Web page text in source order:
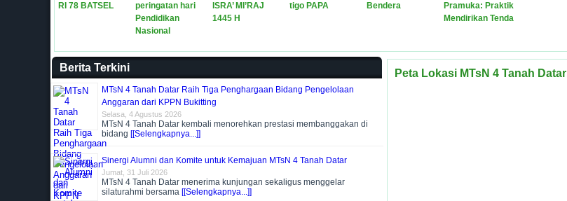
RI 78 BATSEL
peringatan hari
Pendidikan
Nasional
ISRA’ MI’RAJ
1445 H
tigo PAPA
Bendera
Pramuka: Praktik
Mendirikan Tenda
Berita Terkini
MTsN 4 Tanah Datar Raih Tiga Penghargaan Bidang Pengelolaan
Anggaran dari KPPN Bukitting
Selasa, 4 Agustus 2026
MTsN 4 Tanah Datar kembali menorehkan prestasi membanggakan di
bidang [[Selengkapnya...]]
Sinergi Alumni dan Komite untuk Kemajuan MTsN 4 Tanah Datar
Jumat, 31 Juli 2026
MTsN 4 Tanah Datar menerima kunjungan sekaligus menggelar
silaturahmi bersama [[Selengkapnya...]]
Peta Lokasi MTsN 4 Tanah Datar